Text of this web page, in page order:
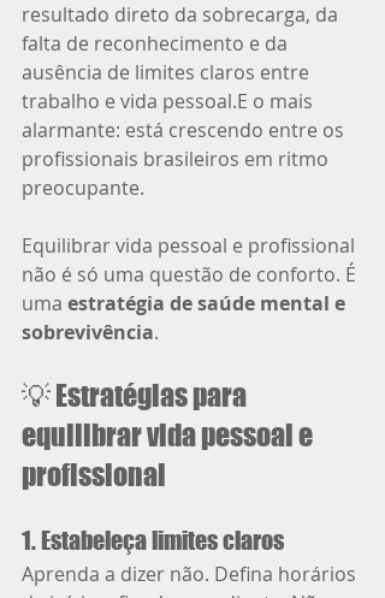
resultado direto da sobrecarga, da
falta de reconhecimento e da
ausência de limites claros entre
trabalho e vida pessoal.E o mais
alarmante: está crescendo entre os
profissionais brasileiros em ritmo
preocupante.
Equilibrar vida pessoal e profissional
não é só uma questão de conforto. É
uma estratégia de saúde mental e
sobrevivência.
💡 Estratégias para
equilibrar vida pessoal e
profissional
1. Estabeleça limites claros
Aprenda a dizer não. Defina horários